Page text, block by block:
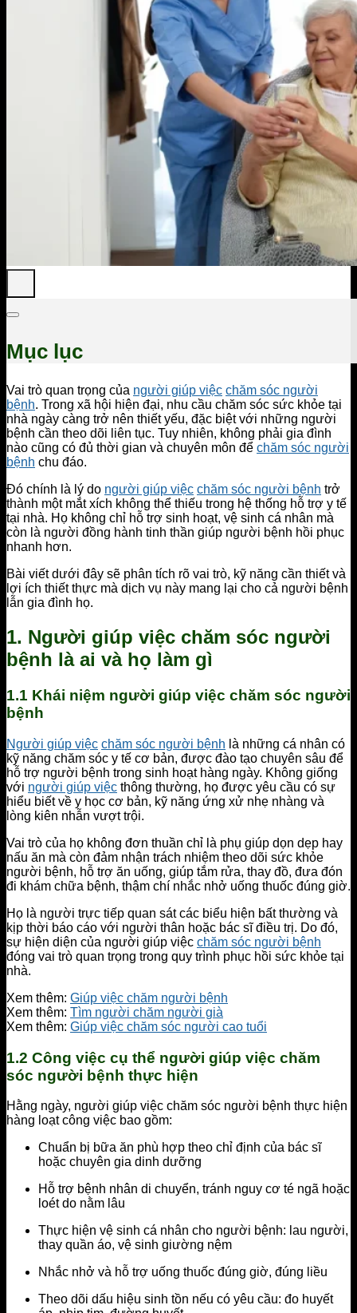
Mục lục
Vai trò quan trọng của người giúp việc chăm sóc người
bệnh. Trong xã hội hiện đại, nhu cầu chăm sóc sức khỏe tại
nhà ngày càng trở nên thiết yếu, đặc biệt với những người
bệnh cần theo dõi liên tục. Tuy nhiên, không phải gia đình
nào cũng có đủ thời gian và chuyên môn để chăm sóc người
bệnh chu đáo.
Đó chính là lý do người giúp việc chăm sóc người bệnh trở
thành một mắt xích không thể thiếu trong hệ thống hỗ trợ y tế
tại nhà. Họ không chỉ hỗ trợ sinh hoạt, vệ sinh cá nhân mà
còn là người đồng hành tinh thần giúp người bệnh hồi phục
nhanh hơn.
Bài viết dưới đây sẽ phân tích rõ vai trò, kỹ năng cần thiết và
lợi ích thiết thực mà dịch vụ này mang lại cho cả người bệnh
lẫn gia đình họ.
1. Người giúp việc chăm sóc người
bệnh là ai và họ làm gì
1.1 Khái niệm người giúp việc chăm sóc người
bệnh
Người giúp việc chăm sóc người bệnh là những cá nhân có
kỹ năng chăm sóc y tế cơ bản, được đào tạo chuyên sâu để
hỗ trợ người bệnh trong sinh hoạt hàng ngày. Không giống
với người giúp việc thông thường, họ được yêu cầu có sự
hiểu biết về y học cơ bản, kỹ năng ứng xử nhẹ nhàng và
lòng kiên nhẫn vượt trội.
Vai trò của họ không đơn thuần chỉ là phụ giúp dọn dẹp hay
nấu ăn mà còn đảm nhận trách nhiệm theo dõi sức khỏe
người bệnh, hỗ trợ ăn uống, giúp tắm rửa, thay đồ, đưa đón
đi khám chữa bệnh, thậm chí nhắc nhở uống thuốc đúng giờ.
Họ là người trực tiếp quan sát các biểu hiện bất thường và
kịp thời báo cáo với người thân hoặc bác sĩ điều trị. Do đó,
sự hiện diện của người giúp việc chăm sóc người bệnh
đóng vai trò quan trọng trong quy trình phục hồi sức khỏe tại
nhà.
Xem thêm: Giúp việc chăm người bệnh
Xem thêm: Tìm người chăm người già
Xem thêm: Giúp việc chăm sóc người cao tuổi
1.2 Công việc cụ thể người giúp việc chăm
sóc người bệnh thực hiện
Hằng ngày, người giúp việc chăm sóc người bệnh thực hiện
hàng loạt công việc bao gồm:
Chuẩn bị bữa ăn phù hợp theo chỉ định của bác sĩ
hoặc chuyên gia dinh dưỡng
Hỗ trợ bệnh nhân di chuyển, tránh nguy cơ té ngã hoặc
loét do nằm lâu
Thực hiện vệ sinh cá nhân cho người bệnh: lau người,
thay quần áo, vệ sinh giường nệm
Nhắc nhở và hỗ trợ uống thuốc đúng giờ, đúng liều
Theo dõi dấu hiệu sinh tồn nếu có yêu cầu: đo huyết